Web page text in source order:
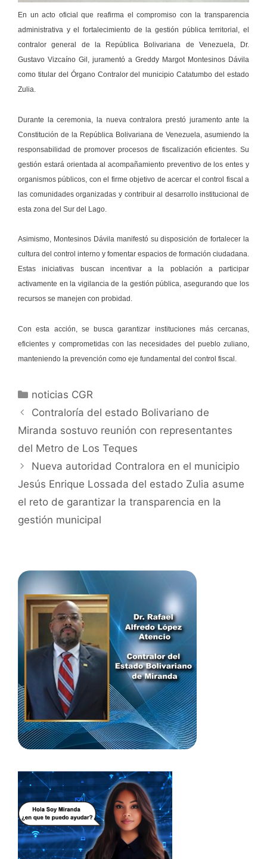
En un acto oficial que reafirma el compromiso con la transparencia
administrativa y el fortalecimiento de la gestión pública territorial, el
contralor general de la República Bolivariana de Venezuela, Dr.
Gustavo Vizcaíno Gil, juramentó a Greddy Margot Montesinos Dávila
como titular del Órgano Contralor del municipio Catatumbo del estado
Zulia.
Durante la ceremonia, la nueva contralora prestó juramento ante la
Constitución de la República Bolivariana de Venezuela, asumiendo la
responsabilidad de promover procesos de fiscalización eficientes. Su
gestión estará orientada al acompañamiento preventivo de los entes y
organismos públicos, con el firme objetivo de acercar el control fiscal a
las comunidades organizadas y contribuir al desarrollo institucional de
esta zona del Sur del Lago.
Asimismo, Montesinos Dávila manifestó su disposición de fortalecer la
cultura del control interno y fomentar espacios de formación ciudadana.
Estas iniciativas buscan incentivar a la población a participar
activamente en la vigilancia de la gestión pública, asegurando que los
recursos se manejen con probidad.
Con esta acción, se busca garantizar instituciones más cercanas,
eficientes y comprometidas con las necesidades del pueblo zuliano,
manteniendo la prevención como eje fundamental del control fiscal.
noticias CGR
Contraloría del estado Bolivariano de
Miranda sostuvo reunión con representantes
del Metro de Los Teques
Nueva autoridad Contralora en el municipio
Jesús Enrique Lossada del estado Zulia asume
el reto de garantizar la transparencia en la
gestión municipal